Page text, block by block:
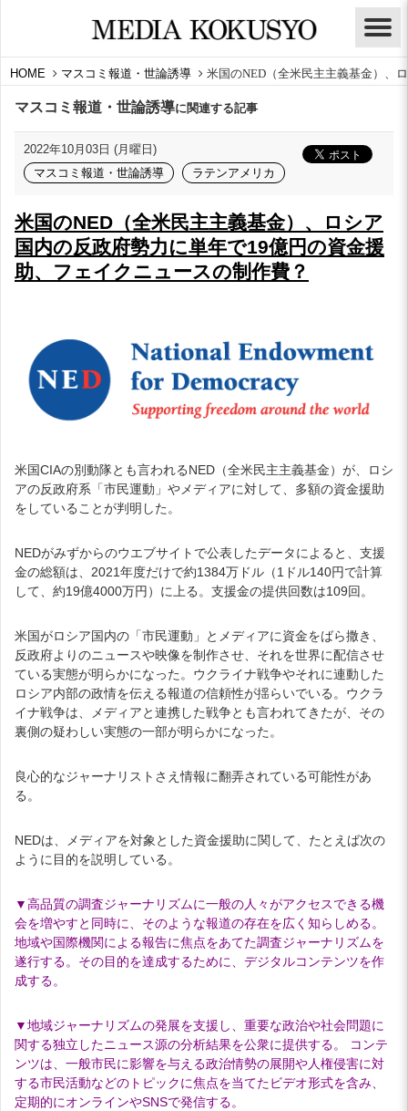
HOME マスコミ報道・世論誘導 米国のNED（全米民主主義基金）、
マスコミ報道・世論誘導に関連する記事
2022年10月03日 (月曜日)
マスコミ報道・世論誘導
ラテンアメリカ
米国のNED（全米民主主義基金）、ロシア
国内の反政府勢力に単年で19億円の資金援
助、フェイクニュースの制作費？
米国CIAの別動隊とも言われるNED（全米民主主義基金）が、ロシ
アの反政府系「市民運動」やメディアに対して、多額の資金援助
をしていることが判明した。
NEDがみずからのウエブサイトで公表したデータによると、支援
金の総額は、2021年度だけで約1384万ドル（1ドル140円で計算
して、約19億4000万円）に上る。支援金の提供回数は109回。
米国がロシア国内の「市民運動」とメディアに資金をばら撒き、
反政府よりのニュースや映像を制作させ、それを世界に配信させ
ている実態が明らかになった。ウクライナ戦争やそれに連動した
ロシア内部の政情を伝える報道の信頼性が揺らいでいる。ウクラ
イナ戦争は、メディアと連携した戦争とも言われてきたが、その
裏側の疑わしい実態の一部が明らかになった。
良心的なジャーナリストさえ情報に翻弄されている可能性があ
る。
NEDは、メディアを対象とした資金援助に関して、たとえば次の
ように目的を説明している。
▼高品質の調査ジャーナリズムに一般の人々がアクセスできる機
会を増やすと同時に、そのような報道の存在を広く知らしめる。
地域や国際機関による報告に焦点をあてた調査ジャーナリズムを
遂行する。その目的を達成するために、デジタルコンテンツを作
成する。
▼地域ジャーナリズムの発展を支援し、重要な政治や社会問題に
関する独立したニュース源の分析結果を公衆に提供する。 コンテ
ンツは、一般市民に影響を与える政治情勢の展開や人権侵害に対
する市民活動などのトピックに焦点を当てたビデオ形式を含み、
定期的にオンラインやSNSで発信する。